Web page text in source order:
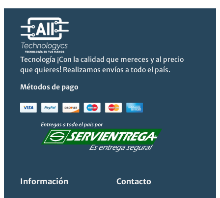
original
era:
$2611.64.
actual
es:
$2270.99.
Tecnología ¡Con la calidad que mereces y al precio
que quieres! Realizamos envíos a todo el país.
Métodos de pago
Información Contacto